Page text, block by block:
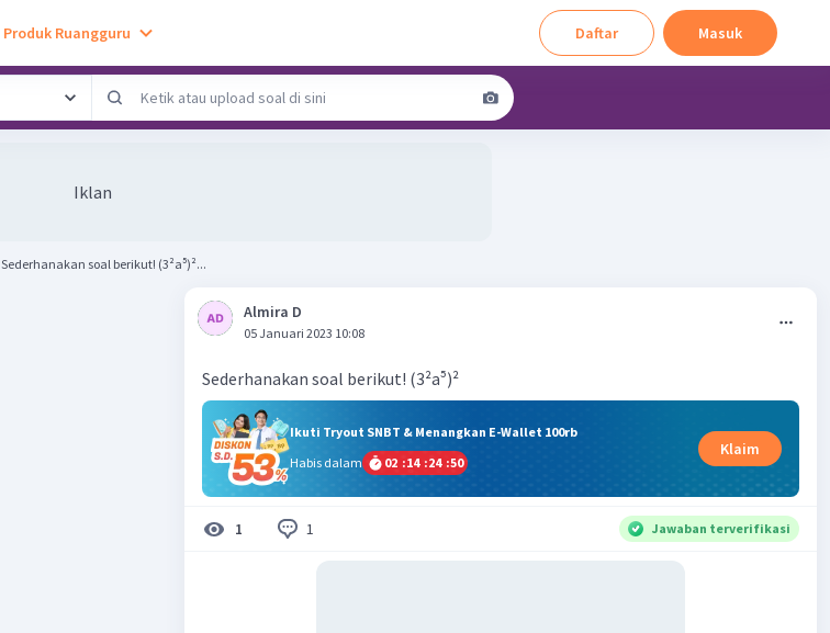
Produk Ruangguru Daftar Masuk
Iklan
Sederhanakan soal berikut! (3²a⁵)²...
Almira D
05 Januari 2023 10:08
Sederhanakan soal berikut! (3²a⁵)²
Ikuti Tryout SNBT & Menangkan E-Wallet 100rb
Habis dalam
02 :14 :24 :50
Klaim
1 1 Jawaban terverifikasi